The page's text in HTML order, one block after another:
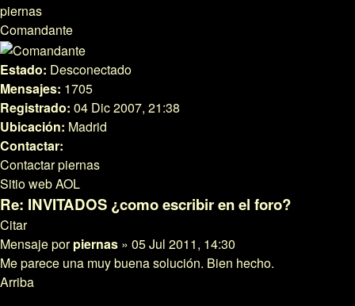
piernas
Comandante
Estado: Desconectado
Mensajes: 1705
Registrado: 04 Dic 2007, 21:38
Ubicación: Madrid
Contactar:
Contactar piernas
Sitio webAOL
Re: INVITADOS ¿como escribir en el foro?
Citar
Mensajeporpiernas » 05 Jul 2011, 14:30
Me parece una muy buena solución. Bien hecho.
Arriba